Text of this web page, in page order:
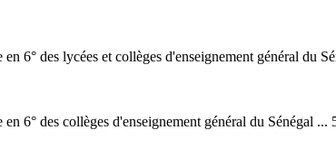
6° des lycées et collèges d'enseignement général du
6° des collèges d'enseignement général du Sénégal ...